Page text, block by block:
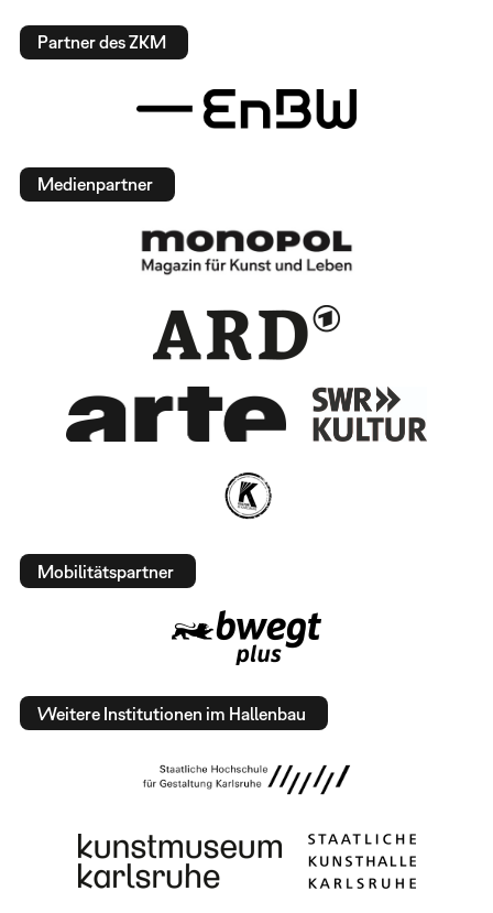
Partner des ZKM
Medienpartner
Mobilitätspartner
Weitere Institutionen im Hallenbau